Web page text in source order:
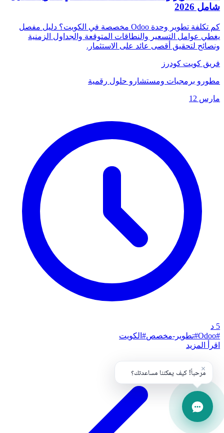
شامل 2026
كم تكلفة تطوير وحدة Odoo مخصصة في الكويت؟ دليل مفصل
يغطي عوامل التسعير والنطاقات المتوقعة والجداول الزمنية
ونصائح لتحقيق أقصى عائد على الاستثمار.
فريق كويت كودرز
مطورو برمجيات ومستشارو حلول رقمية
مارس 12
5 د
#
Odoo
#تطوير-مخصص# الكويت
اقرأ المزيد
مرحباً! كيف يمكننا مساعدتك؟
×